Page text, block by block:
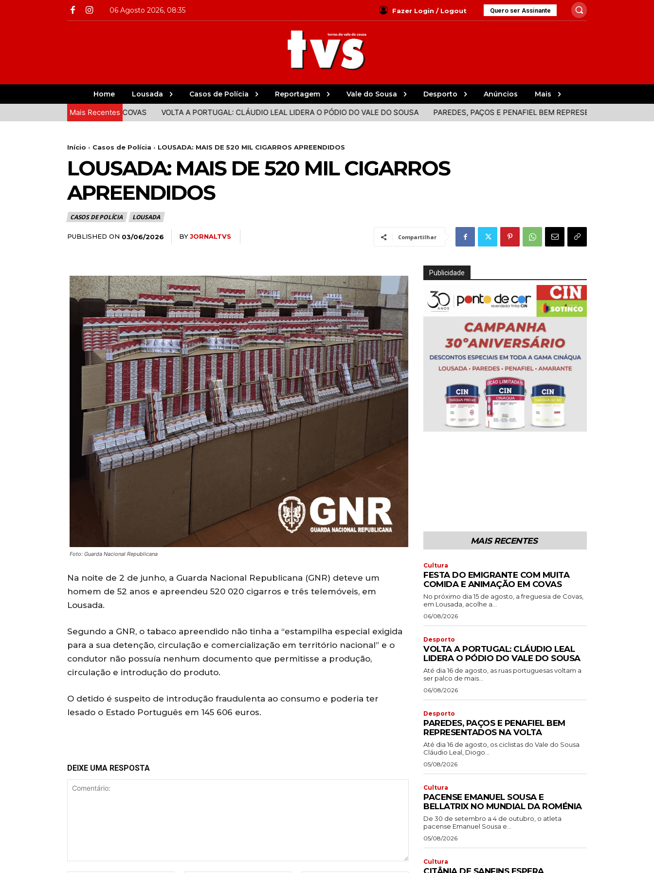
06 Agosto 2026, 08:35 Fazer Login / Logout Quero ser Assinante
Home Lousada Casos de Polícia Reportagem Vale do Sousa Desporto Anúncios Mais
Mais Recentes
COMIDA E ANIMAÇÃO EM COVAS VOLTA A PORTUGAL: CLÁUDIO LEAL LIDERA O PÓDIO DO VALE DO SOUSA PAREDES, PAÇOS E PENAFIEL BEM REPRESENTADOS NA VOLTA
Início Casos de Polícia LOUSADA: MAIS DE 520 MIL CIGARROS APREENDIDOS
LOUSADA: MAIS DE 520 MIL CIGARROS
APREENDIDOS
CASOS DE POLÍCIA LOUSADA
PUBLISHED ON 03/06/2026 BYJORNALTVS Compartilhar
Foto: Guarda Nacional Republicana
Na noite de 2 de junho, a Guarda Nacional Republicana (GNR) deteve um
homem de 52 anos e apreendeu 520 020 cigarros e três telemóveis, em
Lousada.
Segundo a GNR, o tabaco apreendido não tinha a “estampilha especial exigida
para a sua detenção, circulação e comercialização em território nacional” e o
condutor não possuía nenhum documento que permitisse a produção,
circulação e introdução do produto.
O detido é suspeito de introdução fraudulenta ao consumo e poderia ter
lesado o Estado Português em 145 606 euros.
DEIXE UMA RESPOSTA
Publicidade
MAIS RECENTES
Cultura
FESTA DO EMIGRANTE COM MUITA
COMIDA E ANIMAÇÃO EM COVAS
No próximo dia 15 de agosto, a freguesia de Covas,
em Lousada, acolhe a...
06/08/2026
Desporto
VOLTA A PORTUGAL: CLÁUDIO LEAL
LIDERA O PÓDIO DO VALE DO SOUSA
Até dia 16 de agosto, as ruas portuguesas voltam a
ser palco de mais...
06/08/2026
Desporto
PAREDES, PAÇOS E PENAFIEL BEM
REPRESENTADOS NA VOLTA
Até dia 16 de agosto, os ciclistas do Vale do Sousa
Cláudio Leal, Diogo...
05/08/2026
Cultura
PACENSE EMANUEL SOUSA E
BELLATRIX NO MUNDIAL DA ROMÉNIA
De 30 de setembro a 4 de outubro, o atleta
pacense Emanuel Sousa e...
05/08/2026
Cultura